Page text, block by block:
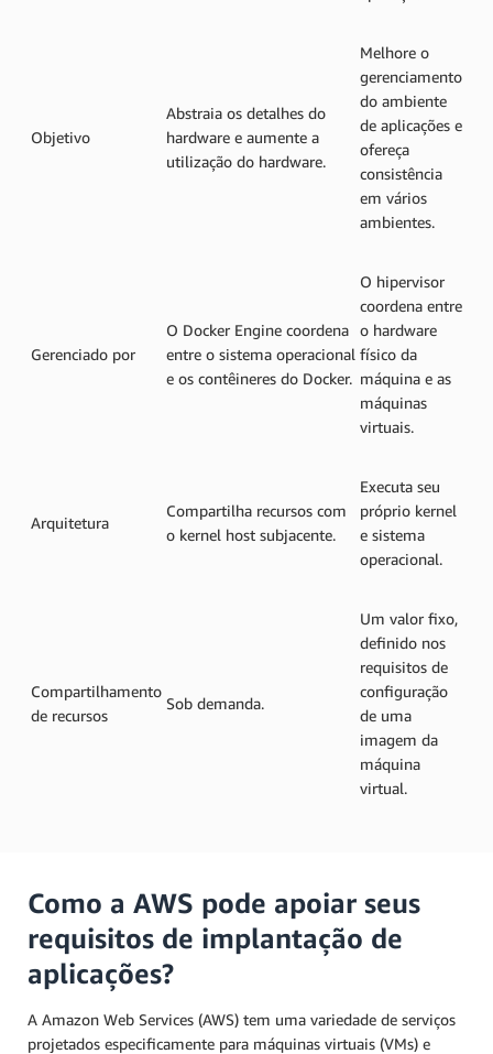
Objetivo
Abstraia os detalhes do
hardware e aumente a
utilização do hardware.
Melhore o
gerenciamento
do ambiente
de aplicações e
ofereça
consistência
em vários
ambientes.
Gerenciado por
O Docker Engine coordena
entre o sistema operacional
e os contêineres do Docker.
O hipervisor
coordena entre
o hardware
físico da
máquina e as
máquinas
virtuais.
Arquitetura
Compartilha recursos com
o kernel host subjacente.
Executa seu
próprio kernel
e sistema
operacional.
Compartilhamento
de recursos
Sob demanda.
Um valor fixo,
definido nos
requisitos de
configuração
de uma
imagem da
máquina
virtual.
Como a AWS pode apoiar seus
requisitos de implantação de
aplicações?
A Amazon Web Services (AWS) tem uma variedade de serviços
projetados especificamente para máquinas virtuais (VMs) e